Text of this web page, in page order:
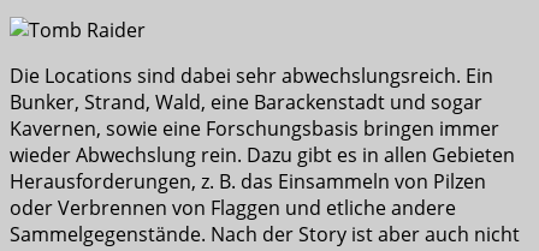
Die Locations sind dabei sehr abwechslungsreich. Ein
Bunker, Strand, Wald, eine Barackenstadt und sogar
Kavernen, sowie eine Forschungsbasis bringen immer
wieder Abwechslung rein. Dazu gibt es in allen Gebieten
Herausforderungen, z. B. das Einsammeln von Pilzen
oder Verbrennen von Flaggen und etliche andere
Sammelgegenstände. Nach der Story ist aber auch nicht